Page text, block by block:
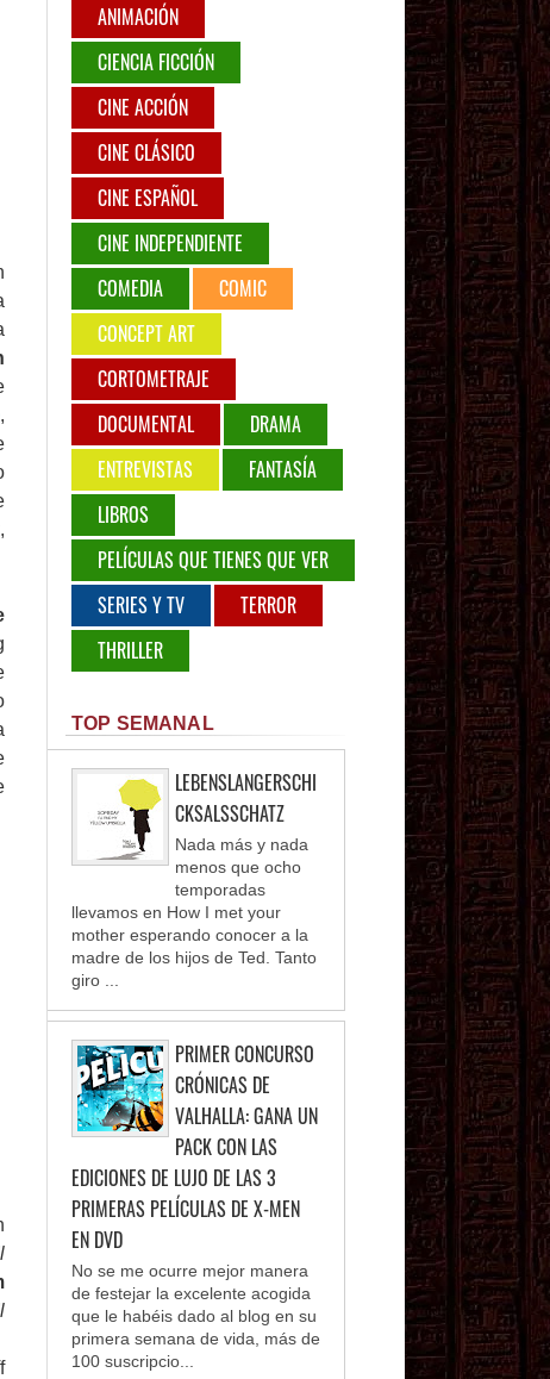
,
,
ANIMACIÓN
CIENCIA FICCIÓN
CINE ACCIÓN
CINE CLÁSICO
CINE ESPAÑOL
CINE INDEPENDIENTE
COMEDIA
COMIC
CONCEPT ART
CORTOMETRAJE
DOCUMENTAL
DRAMA
ENTREVISTAS
FANTASÍA
LIBROS
PELÍCULAS QUE TIENES QUE VER
SERIES Y TV
TERROR
THRILLER
TOP SEMANAL
LEBENSLANGERSCHI
CKSALSSCHATZ
Nada más y nada
menos que ocho
temporadas
llevamos en How I met your
mother esperando conocer a la
madre de los hijos de Ted. Tanto
giro ...
PRIMER CONCURSO
CRÓNICAS DE
VALHALLA: GANA UN
PACK CON LAS
EDICIONES DE LUJO DE LAS 3
PRIMERAS PELÍCULAS DE X-MEN
EN DVD
No se me ocurre mejor manera
de festejar la excelente acogida
que le habéis dado al blog en su
primera semana de vida, más de
100 suscripcio...